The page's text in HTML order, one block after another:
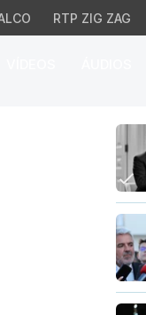
RTP ZIG ZAG